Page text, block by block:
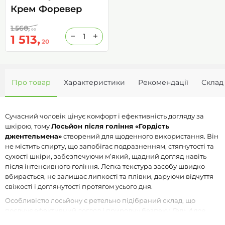
Крем Форевер
1 513, 20
1 560, 00
Про товар Характеристики Рекомендації Склад
Сучасний чоловік цінує комфорт і ефективність догляду за
шкірою, томуЛосьйон після гоління «Гордість
джентельмена»створений для щоденного використання. Він
не містить спирту, що запобігає подразненням, стягнутості та
сухості шкіри, забезпечуючи м’який, щадний догляд навіть
після інтенсивного гоління. Легка текстура засобу швидко
вбирається, не залишає липкості та плівки, даруючи відчуття
свіжості і доглянутості протягом усього дня.
Особливістю лосьйону є ретельно підібраний склад, що
поєднує ефективний догляд і природну безпеку. Гель
Алое